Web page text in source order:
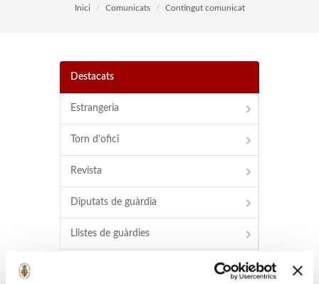
Inici Comunicats Contingut comunicat
Destacats
Estrangeria
Torn d'ofici
Revista
Diputats de guàrdia
Llistes de guàrdies